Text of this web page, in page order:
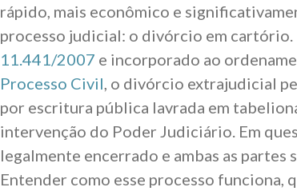
rápido, mais econômico e
processo judicial: o divórcio em cartório.
11.441/2007 e incorporado ao
Processo Civil , o divórcio extrajudicial
por escritura pública lavrada em
intervenção do Poder Judiciário. Em
legalmente encerrado e ambas as partes
Entender como esse processo funciona,